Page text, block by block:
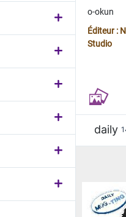
o-okun
Éditeur :
Studio
daily